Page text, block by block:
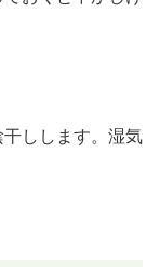
しします。湿気